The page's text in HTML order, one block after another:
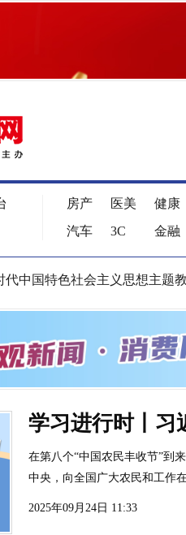
房产 医美
健康
汽车
3C 金融
代中国特色社会主义思想主题
学习进行时丨习
在第八个“中国农民丰收节”到
中央，向全国广大农民和工作
2025年09月24日 11:33